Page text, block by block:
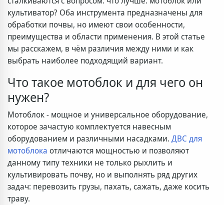
культиватор? Оба инструмента предназначены для
обработки почвы, но имеют свои особенности,
преимущества и области применения. В этой статье
мы расскажем, в чём различия между ними и как
выбрать наиболее подходящий вариант.
Что такое мотоблок и для чего он
нужен?
Мотоблок - мощное и универсальное оборудование,
которое зачастую комплектуется навесным
оборудованием и различными насадками. ДВС для
мотоблока отличаются мощностью и позволяют
данному типу техники не только рыхлить и
культивировать почву, но и выполнять ряд других
задач: перевозить грузы, пахать, сажать, даже косить
траву.